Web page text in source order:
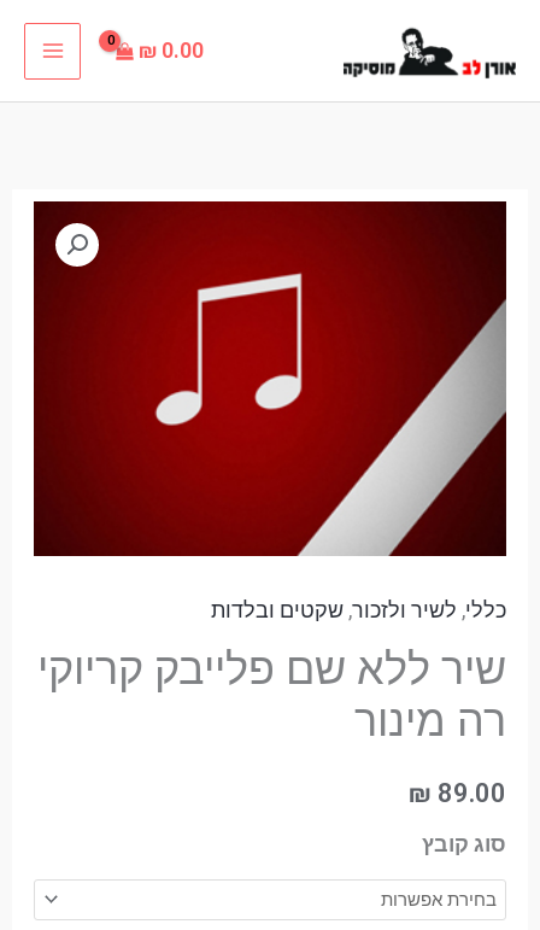
לתוכן
₪ 0.00
כללי, לשיר ולזכור, שקטים ובלדות
שיר ללא שם פלייבק קריוקי
רה מינור
₪ 89.00
סוג קובץ
שיר
ללא
פלייבק
קריוקי